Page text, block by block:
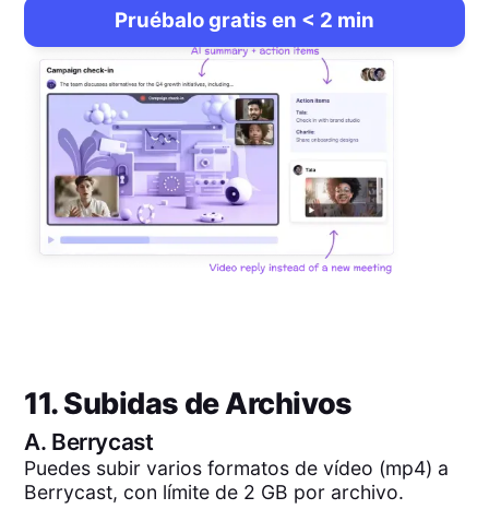
Pruébalo gratis en < 2 min
11. Subidas de Archivos
A. Berrycast
Puedes subir varios formatos de vídeo (mp4) a
Berrycast, con límite de 2 GB por archivo.